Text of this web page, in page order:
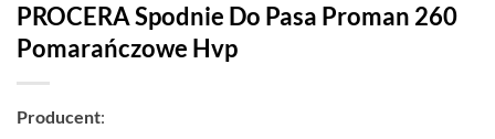
PROCERA Spodnie Do Pasa Proman 260
Pomarańczowe Hvp
Producent: